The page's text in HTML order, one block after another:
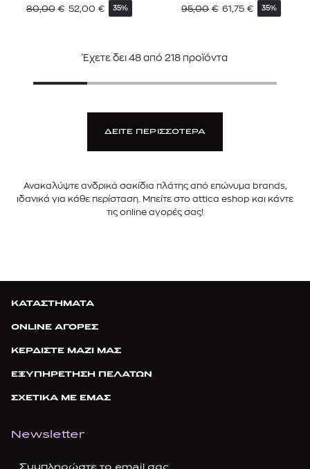
80,00 € 52,00 € 35% 95,00 € 61,75 € 35%
Έχετε δει 48από 218προϊόντα
ΔΕΙΤΕ ΠΕΡΙΣΣΟΤΕΡΑ
Ανακαλύψτε ανδρικά σακίδια πλάτης από επώνυμα brands,
ιδανικά για κάθε περίσταση. Μπείτε στο attica eshop και κάντε
τις online αγορές σας!
ΚΑΤΑΣΤΗΜΑΤΑ
ONLINE ΑΓΟΡΕΣ
ΚΕΡΔΙΣΤΕ ΜΑΖΙ ΜΑΣ
ΕΞΥΠΗΡΕΤΗΣΗ ΠΕΛΑΤΩΝ
ΣΧΕΤΙΚΑ ΜΕ ΕΜΑΣ
Newsletter